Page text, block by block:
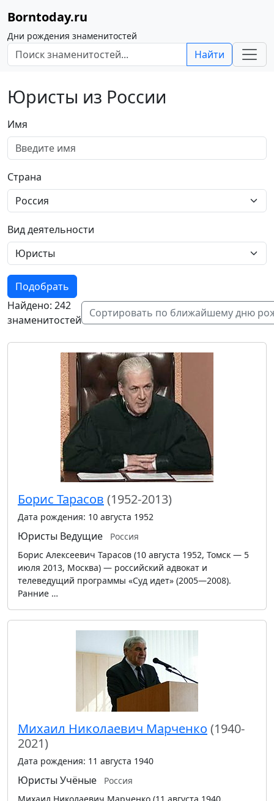
Borntoday.ru
Дни рождения знаменитостей
Найти
Юристы из России
Имя
Страна
Вид деятельности
Подобрать
Найдено: 242
знаменитостей
Сортировать по ближайшему дню
Борис Тарасов (1952-2013)
Дата рождения: 10 августа 1952
Юристы Ведущие
Россия
Борис Алексеевич Тарасов (10 августа 1952, Томск — 5
июля 2013, Москва) — российский адвокат и
телеведущий программы «Суд идет» (2005—2008).
Ранние …
Михаил Николаевич Марченко (1940-
2021)
Дата рождения: 11 августа 1940
Юристы Учёные
Россия